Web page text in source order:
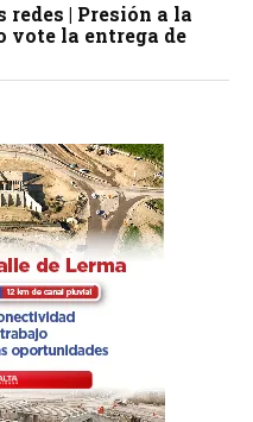
redes | Presión a la
vote la entrega de